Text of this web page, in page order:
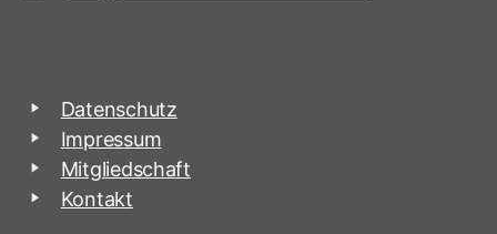
Datenschutz
Impressum
Mitgliedschaft
Kontakt